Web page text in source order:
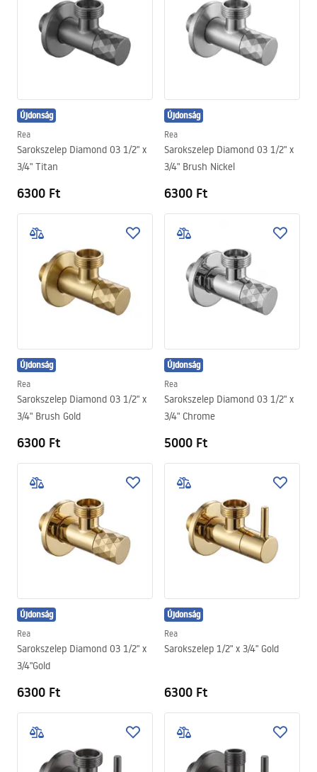
Újdonság
Rea
Sarokszelep Diamond 03 1/2" x
3/4" Titan
6300 Ft
Újdonság
Rea
Sarokszelep Diamond 03 1/2" x
3/4" Brush Nickel
6300 Ft
Újdonság
Rea
Sarokszelep Diamond 03 1/2" x
3/4" Brush Gold
6300 Ft
Újdonság
Rea
Sarokszelep Diamond 03 1/2" x
3/4" Chrome
5000 Ft
Újdonság
Rea
Sarokszelep Diamond 03 1/2" x
3/4"Gold
6300 Ft
Újdonság
Rea
Sarokszelep 1/2" x 3/4" Gold
6300 Ft